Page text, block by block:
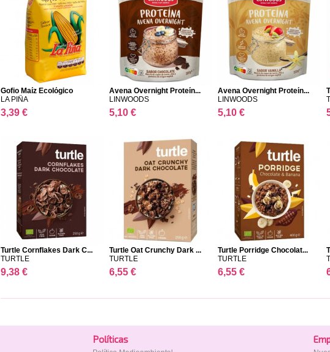
Gofio Maíz Ecológico
LA PIÑA
3,39 €
Avena Overnight Proteín...
LINWOODS
5,10 €
Avena Overnight Proteín...
LINWOODS
5,10 €
Turtle Cornflakes Dark C...
TURTLE
9,38 €
Turtle Oat Crunchy Dark ...
TURTLE
6,55 €
Turtle Porridge Chocolat...
TURTLE
6,55 €
Polí­ticas